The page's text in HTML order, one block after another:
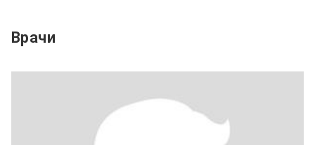
Врачи